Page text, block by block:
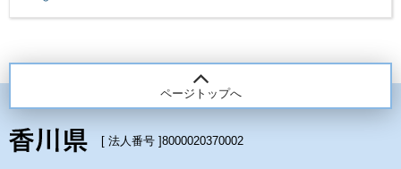
ページトップへ
[ 法人番号 ]8000020370002